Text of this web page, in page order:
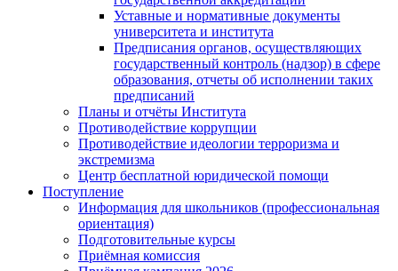
Уставные и нормативные документы
университета и института
Предписания органов, осуществляющих
государственный контроль (надзор) в сфере
образования, отчеты об исполнении таких
предписаний
Планы и отчёты Института
Противодействие коррупции
Противодействие идеологии терроризма и
экстремизма
Центр бесплатной юридической помощи
Поступление
Информация для школьников (профессиональная
ориентация)
Подготовительные курсы
Приёмная комиссия